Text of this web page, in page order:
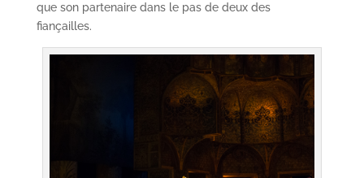
que son partenaire dans le pas de deux des
fiançailles.